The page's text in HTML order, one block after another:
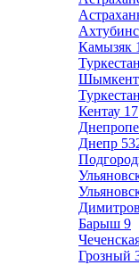
Камызяк
Шымкент
Туркестан
Кентау 17
Днепр
Барыш 9
Грозный